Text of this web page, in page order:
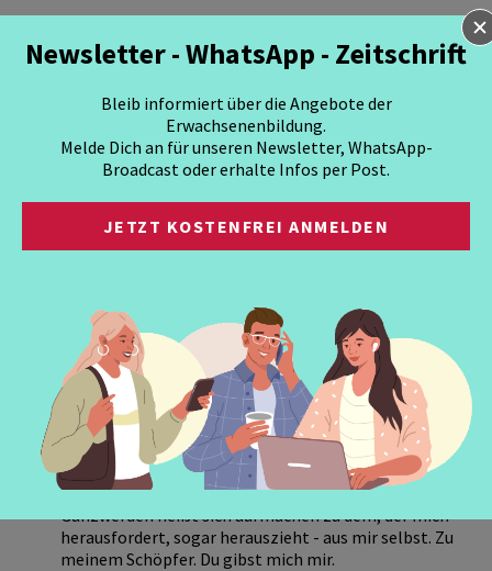
innen: Es gibt den lebenslangen Weg „von mir zu mir“.
Er ist verknüpft mit der dritten Lebensspannung, der
entscheidendsten: Identität wächst von innen nach
Was ist Oben?Alles, was uns lösend aus uns
herauszieht: Die Mitte liegt nicht in uns. Wir sind nicht
als Egoisten geschaffen, sondern in der Hochform: als
Liebende. Die Mitte liegt in einem Du und kehrt von
dort zum Ich zurück.
Herauslocken. Wir kommen aus göttlichem Anruf. Von
diesem Gewolltsein gegen alle menschlichen Zweifel
weiß und spricht die Schrift. Und sie bietet nicht nur ein
leerdrehendes Rad des Zufalls an. Sie spricht nicht über
Chemie, Physik und Biologie, aus der ich auch bestehe.
Viel tiefer schafft mich ein Wille, nicht einfach eine
gestaltlose Urmacht oder eine dumpfe, unbewusste
Allnatur. Ein ungeheurer Wille schafft mich rufend, wie
ich bin, freudig, dass ich bin. Dieser Wille ist Glück.
Ganzwerden heißt sich aufmachen zu dem, der mich
herausfordert, sogar herauszieht - aus mir selbst. Zu
meinem Schöpfer. Du gibst mich mir.
Newsletter - WhatsApp - Zeitschrift
Bleib informiert über die Angebote der
Erwachsenenbildung.
Melde Dich an für unseren Newsletter, WhatsApp-
Broadcast oder erhalte Infos per Post.
JETZT KOSTENFREI ANMELDEN